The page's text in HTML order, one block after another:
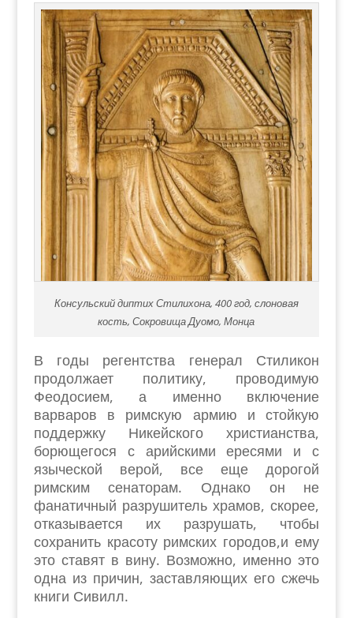
Консульский диптих Стилихона, 400 год, слоновая
кость, Сокровища Дуомо, Монца
В годы регентства генерал Стиликон
продолжает политику, проводимую
Феодосием, а именно включение
варваров в римскую армию и стойкую
поддержку Никейского христианства,
борющегося с арийскими ересями и с
языческой верой, все еще дорогой
римским сенаторам. Однако он не
фанатичный разрушитель храмов, скорее,
отказывается их разрушать, чтобы
сохранить красоту римских городов,и ему
это ставят в вину. Возможно, именно это
одна из причин, заставляющих его сжечь
книги Сивилл.